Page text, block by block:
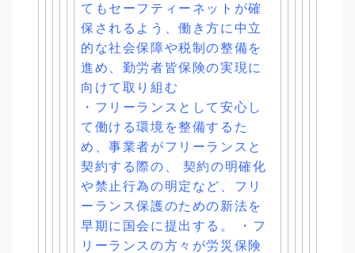
てもセーフティーネットが確
保されるよう、働き方に中立
的な社会保障や税制の整備を
進め、 勤労者皆保険の実現に
向けて取り組む
・フリーランスとして安心し
て働ける環境を整備するた
め、事業者がフリーランスと
契約する際の、 契約の明確化
や禁止行為の明定など、 フリ
ーランス保護のための新法を
早期に国会に提出する。 ・フ
リーランスの方々が労災保険